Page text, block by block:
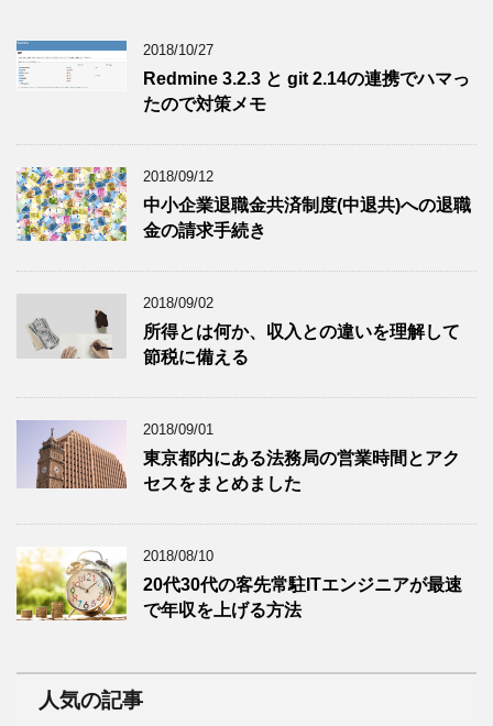
2018/10/27
Redmine 3.2.3 と git 2.14の連携でハマっ
たので対策メモ
2018/09/12
中小企業退職金共済制度(中退共)への退職
金の請求手続き
2018/09/02
所得とは何か、収入との違いを理解して
節税に備える
2018/09/01
東京都内にある法務局の営業時間とアク
セスをまとめました
2018/08/10
20代30代の客先常駐ITエンジニアが最速
で年収を上げる方法
人気の記事